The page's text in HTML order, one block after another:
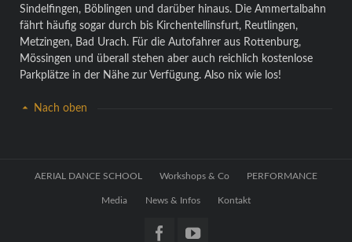
Sindelfingen, Böblingen und darüber hinaus. Die Ammertalbahn
fährt häufig sogar durch bis Kirchentellinsfurt, Reutlingen,
Metzingen, Bad Urach. Für die Autofahrer aus Rottenburg,
Mössingen und überall stehen aber auch reichlich kostenlose
Parkplätze in der Nähe zur Verfügung. Also nix wie los!
Nach oben
AERIAL DANCE SCHOOL Workshops & Co PERFORMANCE
Media News & Infos Kontakt